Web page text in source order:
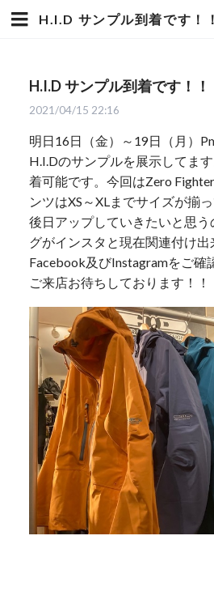
H.I.D サンプル到着です！！
2021/04/15 22:16
明日16日（金）～19日（月）
H.I.Dのサンプルを展示してま
着可能です。今回はZero
ンツはXS～XLまでサイズが揃
後日アップしていきたいと思う
グがインスタと現在関連付け
Facebook及びInstagramをご確
ご来店お待ちしております！！